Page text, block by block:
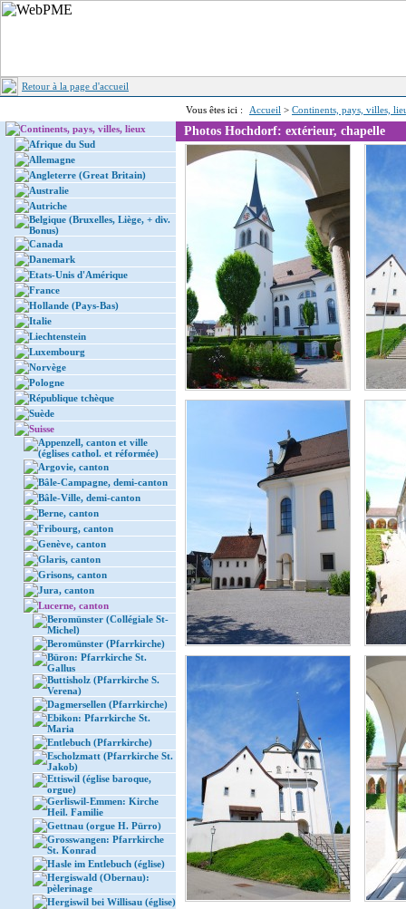
Retour à la page d'accueil
Vous êtes ici : Accueil > Continents, pays, villes,
Continents, pays, villes, lieux
Afrique du Sud
Allemagne
Angleterre (Great Britain)
Australie
Autriche
Belgique (Bruxelles, Liège, + div.
Bonus)
Canada
Danemark
Etats-Unis d'Amérique
France
Hollande (Pays-Bas)
Italie
Liechtenstein
Luxembourg
Norvège
Pologne
République tchèque
Suède
Suisse
Appenzell, canton et ville
(églises cathol. et réformée)
Argovie, canton
Bâle-Campagne, demi-canton
Bâle-Ville, demi-canton
Berne, canton
Fribourg, canton
Genève, canton
Glaris, canton
Grisons, canton
Jura, canton
Lucerne, canton
Beromünster (Collégiale St-
Michel)
Beromünster (Pfarrkirche)
Büron: Pfarrkirche St.
Gallus
Buttisholz (Pfarrkirche S.
Verena)
Dagmersellen (Pfarrkirche)
Ebikon: Pfarrkirche St.
Maria
Entlebuch (Pfarrkirche)
Escholzmatt (Pfarrkirche St.
Jakob)
Ettiswil (église baroque,
orgue)
Gerliswil-Emmen: Kirche
Heil. Familie
Gettnau (orgue H. Pürro)
Grosswangen: Pfarrkirche
St. Konrad
Hasle im Entlebuch (église)
Hergiswald (Obernau):
pèlerinage
Hergiswil bei Willisau (église)
Photos Hochdorf: extérieur, chapelle